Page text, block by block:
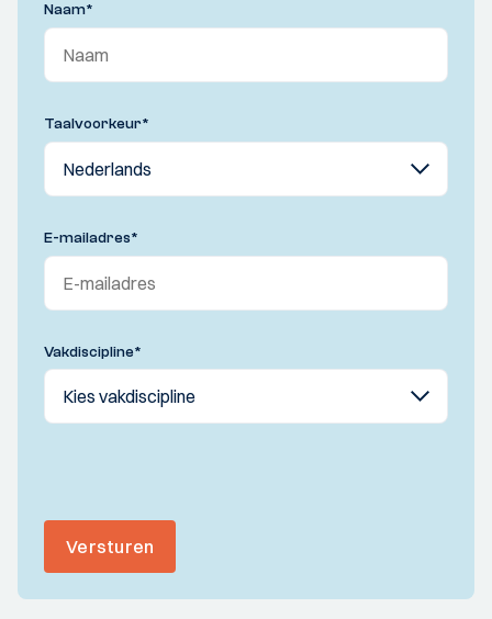
Naam*
Taalvoorkeur*
E-mailadres*
Vakdiscipline*
Versturen